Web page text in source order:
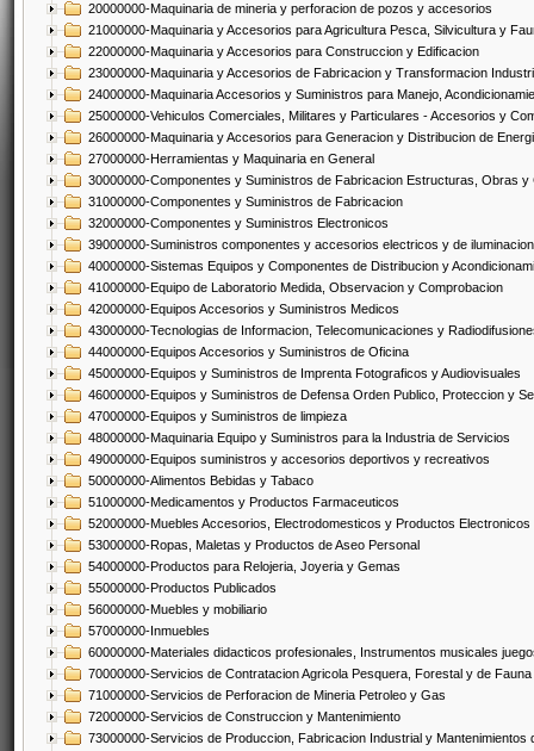
20000000-Maquinaria de mineria y perforacion de pozos y accesorios
21000000-Maquinaria y Accesorios para Agricultura Pesca, Silvicultura y
22000000-Maquinaria y Accesorios para Construccion y Edificacion
23000000-Maquinaria y Accesorios de Fabricacion y Transformacion
24000000-Maquinaria Accesorios y Suministros para Manejo,
25000000-Vehiculos Comerciales, Militares y Particulares - Accesorios y
26000000-Maquinaria y Accesorios para Generacion y Distribucion de
27000000-Herramientas y Maquinaria en General
30000000-Componentes y Suministros de Fabricacion Estructuras, Obras
31000000-Componentes y Suministros de Fabricacion
32000000-Componentes y Suministros Electronicos
39000000-Suministros componentes y accesorios electricos y de iluminacion
40000000-Sistemas Equipos y Componentes de Distribucion y
41000000-Equipo de Laboratorio Medida, Observacion y Comprobacion
42000000-Equipos Accesorios y Suministros Medicos
43000000-Tecnologias de Informacion, Telecomunicaciones y
44000000-Equipos Accesorios y Suministros de Oficina
45000000-Equipos y Suministros de Imprenta Fotograficos y Audiovisuales
46000000-Equipos y Suministros de Defensa Orden Publico, Proteccion y
47000000-Equipos y Suministros de limpieza
48000000-Maquinaria Equipo y Suministros para la Industria de Servicios
49000000-Equipos suministros y accesorios deportivos y recreativos
50000000-Alimentos Bebidas y Tabaco
51000000-Medicamentos y Productos Farmaceuticos
52000000-Muebles Accesorios, Electrodomesticos y Productos Electronicos
53000000-Ropas, Maletas y Productos de Aseo Personal
54000000-Productos para Relojeria, Joyeria y Gemas
55000000-Productos Publicados
56000000-Muebles y mobiliario
57000000-Inmuebles
60000000-Materiales didacticos profesionales, Instrumentos musicales
70000000-Servicios de Contratacion Agricola Pesquera, Forestal y de Fauna
71000000-Servicios de Perforacion de Mineria Petroleo y Gas
72000000-Servicios de Construccion y Mantenimiento
73000000-Servicios de Produccion, Fabricacion Industrial y Mantenimientos